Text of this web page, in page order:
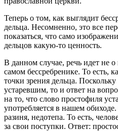
Теперь о том, как выглядит
дельца. Несомненно, это все
показаться, что само
дельцов какую-то ценность.
В данном случае, речь идет не
самом бессребренике. То есть,
точки зрения дельца. Поскольку
устаревшим, то и ответ на
на то, что слово простофиля
употребляется в нашем
разиня, недотепа. То есть,
за свои поступки. Ответ: